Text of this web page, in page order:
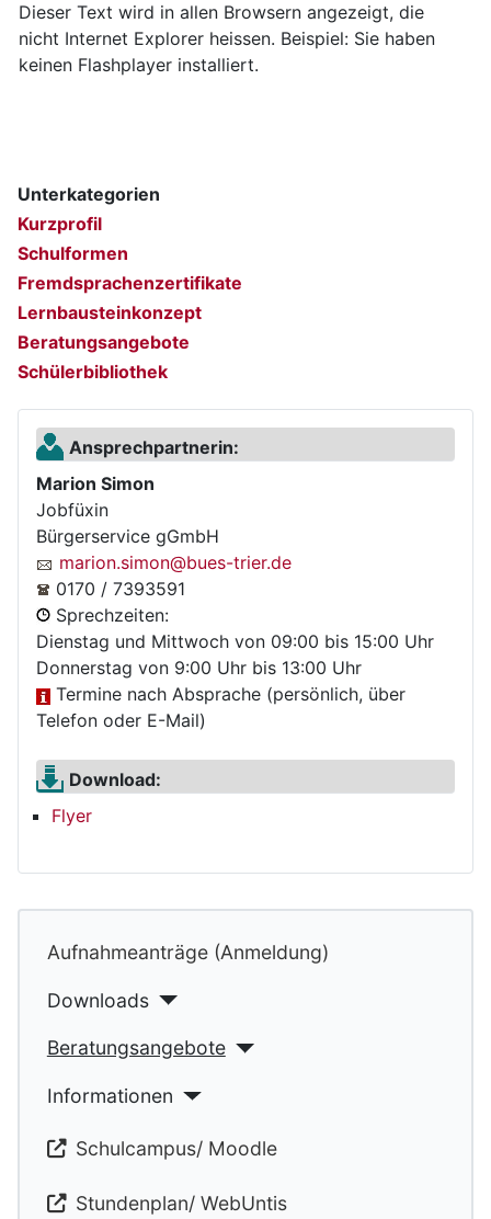
Aufnahmeanträge (Anmeldung)
Downloads
Beratungsangebote
Informationen
Schulcampus/ Moodle
Stundenplan/ WebUntis
Dieser Text wird in allen Browsern angezeigt, die
nicht Internet Explorer heissen. Beispiel: Sie haben
keinen Flashplayer installiert.
Unterkategorien
Kurzprofil
Schulformen
Fremdsprachenzertifikate
Lernbausteinkonzept
Beratungsangebote
Schülerbibliothek
Ansprechpartnerin:
Marion Simon
Jobfüxin
Bürgerservice gGmbH
marion.simon@bues-trier.de
0170 / 7393591
Sprechzeiten:
Dienstag und Mittwoch von 09:00 bis 15:00 Uhr
Donnerstag von 9:00 Uhr bis 13:00 Uhr
Termine nach Absprache (persönlich, über
Telefon oder E-Mail)
Download:
Flyer